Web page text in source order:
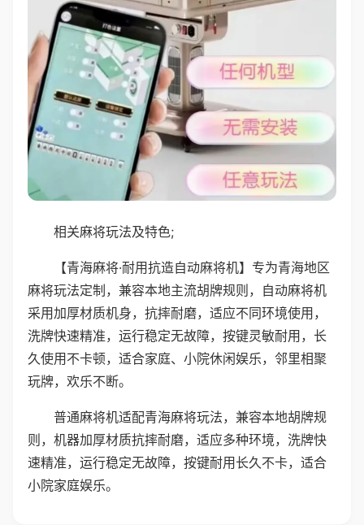
相关麻将玩法及特色;
【青海麻将·耐用抗造自动麻将机】专为青海地区
麻将玩法定制，兼容本地主流胡牌规则，自动麻将机
采用加厚材质机身，抗摔耐磨，适应不同环境使用，
洗牌快速精准，运行稳定无故障，按键灵敏耐用，长
久使用不卡顿，适合家庭、小院休闲娱乐，邻里相聚
玩牌，欢乐不断。
普通麻将机适配青海麻将玩法，兼容本地胡牌规
则，机器加厚材质抗摔耐磨，适应多种环境，洗牌快
速精准，运行稳定无故障，按键耐用长久不卡，适合
小院家庭娱乐。